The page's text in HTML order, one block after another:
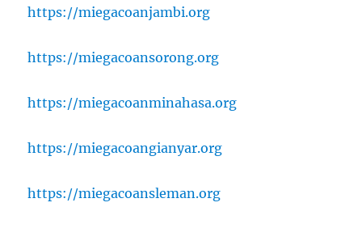
https://miegacoanjambi.org
https://miegacoansorong.org
https://miegacoanminahasa.org
https://miegacoangianyar.org
https://miegacoansleman.org